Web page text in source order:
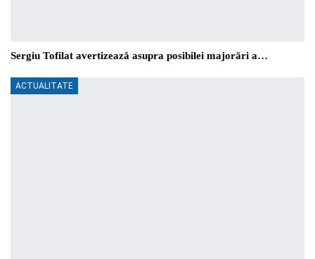
Sergiu Tofilat avertizează asupra posibilei majorări a…
ACTUALITATE